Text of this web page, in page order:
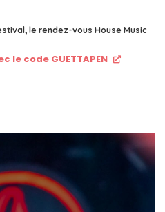
le rendez-vous House Music
le code GUETTAPEN